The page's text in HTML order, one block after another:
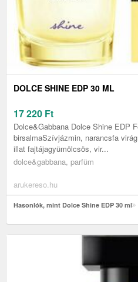
DOLCE SHINE EDP 30 ML
17 220 Ft
Dolce&Gabbana Dolce Shine EDP
birsalmaSzívjázmin, narancsfa
illat fajtájagyümölcsös, vir...
dolce&gabbana, parfüm
arukereso.hu
Hasonlók, mint Dolce Shine EDP 30 ml